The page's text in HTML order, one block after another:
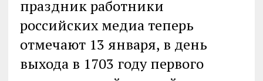
праздник работники
российских медиа теперь
отмечают 13 января, в день
выхода в 1703 году первого